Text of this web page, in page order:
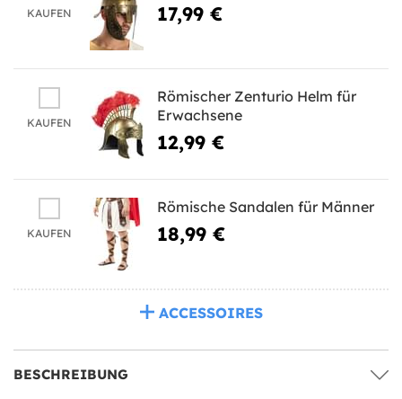
KAUFEN 17,99 €
KAUFEN
Römischer Zenturio Helm für
Erwachsene
12,99 €
KAUFEN
Römische Sandalen für Männer
18,99 €
ACCESSOIRES
BESCHREIBUNG